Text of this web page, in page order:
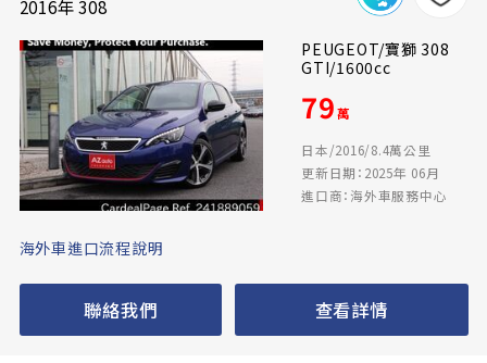
2016年 308
PEUGEOT/寶獅 308
GTI/1600cc
79萬
日本/2016/8.4萬公里
更新日期：2025年 06月
進口商：海外車服務中心
海外車進口流程說明
聯絡我們 查看詳情